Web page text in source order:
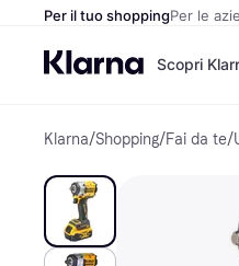
Per il tuo shoppingPer le
Scopri
Klarna/Shopping/Fai da te/